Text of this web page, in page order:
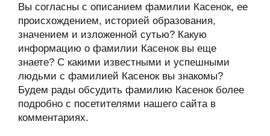
Вы согласны с описанием фамилии Касенок, ее
происхождением, историей образования,
значением и изложенной сутью? Какую
информацию о фамилии Касенок вы еще
знаете? С какими известными и успешными
людьми с фамилией Касенок вы знакомы?
Будем рады обсудить фамилию Касенок более
подробно с посетителями нашего сайта в
комментариях.